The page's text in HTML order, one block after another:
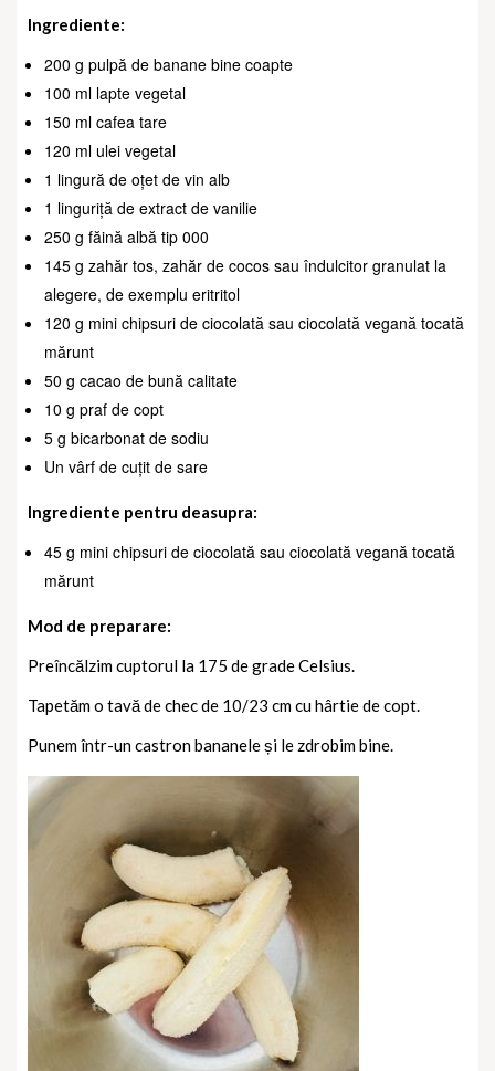
Ingrediente:
200 g pulpă de banane bine coapte
100 ml lapte vegetal
150 ml cafea tare
120 ml ulei vegetal
1 lingură de oțet de vin alb
1 linguriță de extract de vanilie
250 g făină albă tip 000
145 g zahăr tos, zahăr de cocos sau îndulcitor granulat la
alegere, de exemplu eritritol
120 g mini chipsuri de ciocolată sau ciocolată vegană tocată
mărunt
50 g cacao de bună calitate
10 g praf de copt
5 g bicarbonat de sodiu
Un vârf de cuțit de sare
Ingrediente pentru deasupra:
45 g mini chipsuri de ciocolată sau ciocolată vegană tocată
mărunt
Mod de preparare:
Preîncălzim cuptorul la 175 de grade Celsius.
Tapetăm o tavă de chec de 10/23 cm cu hârtie de copt.
Punem într-un castron bananele și le zdrobim bine.